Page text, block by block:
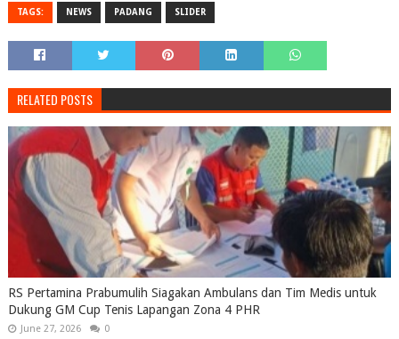
TAGS: NEWS PADANG SLIDER
RELATED POSTS
RS Pertamina Prabumulih Siagakan Ambulans dan Tim Medis untuk
Dukung GM Cup Tenis Lapangan Zona 4 PHR
June 27, 2026 0